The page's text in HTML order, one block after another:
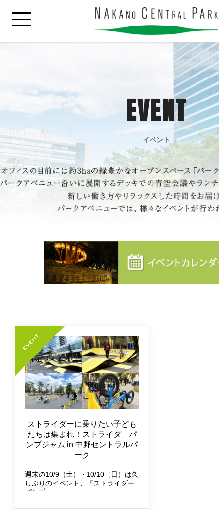
EVENT
イベント
ストライダーに乗りたい子ども
たちは集まれ！ストライダーパ
ンプジャム in 中野セントラルパ
ーク
週末の10/9（土）・10/10（日）は久
しぶりのイベント、『ストライダー
パンプ…